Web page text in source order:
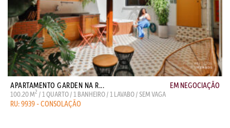
APARTAMENTO GARDEN NA R... EM NEGOCIAÇÃO
100.20 M2 / 1 QUARTO / 1 BANHEIRO / 1 LAVABO / SEM VAGA
RU: 9939 - CONSOLAÇÃO